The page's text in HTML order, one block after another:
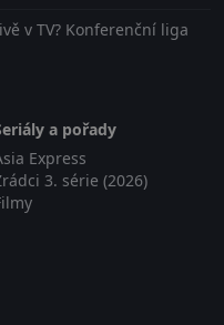
v TV? Konferenční liga
a pořady
Express
3. série (2026)